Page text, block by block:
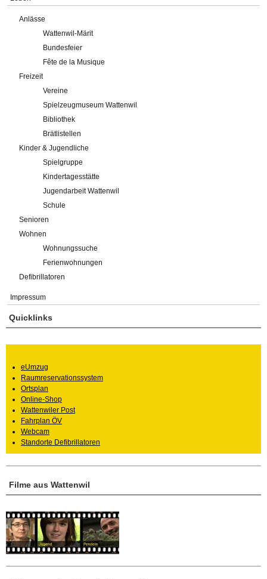
Anlässe
Wattenwil-Märit
Bundesfeier
Fête de la Musique
Freizeit
Vereine
Spielzeugmuseum Wattenwil
Bibliothek
Brätlistellen
Kinder & Jugendliche
Spielgruppe
Kindertagesstätte
Jugendarbeit Wattenwil
Schule
Senioren
Wohnen
Wohnungssuche
Ferienwohnungen
Defibrillatoren
Impressum
Filme aus Wattenwil
Quicklinks
eUmzug
Raumreservationssystem
Ortsplan
Online-Shop
Wattenwiler Post
Fahrplan ÖV
Webcam
Standorte Defibrillatoren